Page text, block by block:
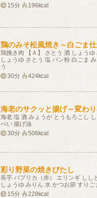
15分
196kcal
鶏のみそ松風焼き～白ごま
鶏挽き肉 【Ａ】 さとう 酒 しょうゆ
しょうゆ さとう 塩 パン粉 白ごま
う
30分
424kcal
海老のサクッと揚げ～変わ
海老 塩 酒 みょうが とうもろこし
べい 揚げ油
30分
506kcal
彩り野菜の焼きびたし
長芋 パプリカ（赤） エリンギ し
しょうゆ みりん 水 かつお節 すりご
15分
228kcal